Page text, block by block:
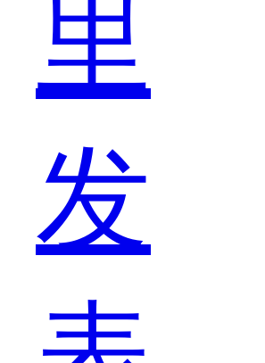
款
比
里
发